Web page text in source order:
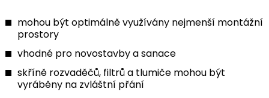
mohou být optimálně využívány nejmenší montážní
prostory
vhodné pro novostavby a sanace
skříně rozvaděčů, filtrů a tlumiče mohou být
vyráběny na zvláštní přání